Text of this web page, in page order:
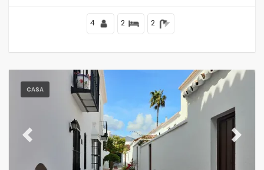
4 2 2
CASA
Previous Next